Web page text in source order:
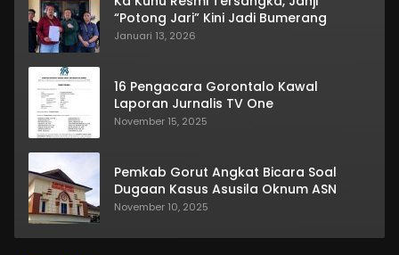
“Potong Jari” Kini Jadi Bumerang
Januari 13, 2026
16 Pengacara Gorontalo Kawal
Laporan Jurnalis TV One
November 15, 2025
Pemkab Gorut Angkat Bicara Soal
Dugaan Kasus Asusila Oknum ASN
November 10, 2025